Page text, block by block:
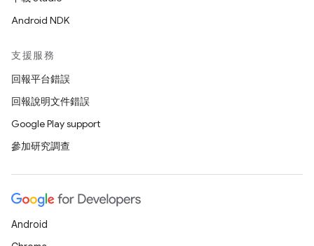
Android NDK
支援服務
回報平台錯誤
回報說明文件錯誤
Google Play support
參加研究調查
Android